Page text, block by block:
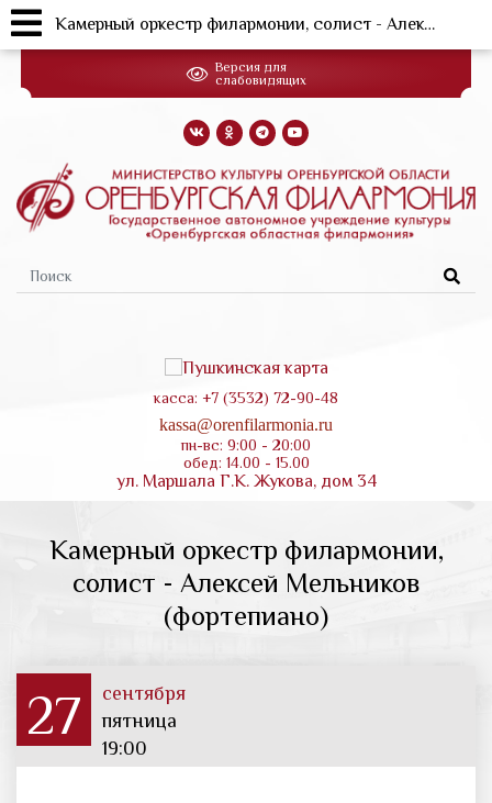
Перейти
основному
Форма
поиска
касса: +7 (3532) 72-90-48
kassa@orenfilarmonia.ru
пн-вс: 9:00 - 20:00
обед: 14.00 - 15.00
ул. Маршала Г.К. Жукова, дом 34
Версия для
слабовидящих
Камерный оркестр филармонии,
солист - Алексей Мельников
(фортепиано)
27
сентября
пятница
19:00
Камерный оркестр филармонии, солист - Алексей Мельников (фортепиано)